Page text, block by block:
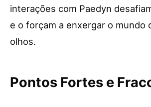
interações com Paedyn
e o forçam a enxergar o mundo
olhos.
Pontos Fortes e